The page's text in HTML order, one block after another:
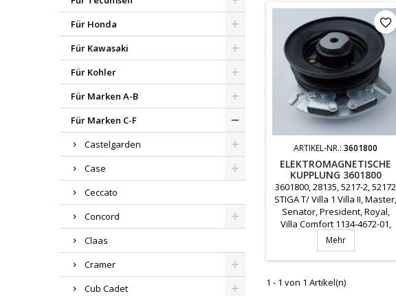
Für Honda
Für Kawasaki
Für Kohler
Für Marken A-B
Für Marken C-F
Castelgarden
Case
Ceccato
Concord
Claas
Cramer
Cub Cadet
ARTIKEL-NR.:3601800
ELEKTROMAGNETISCHE
KUPPLUNG 3601800
3601800, 28135, 5217-2, 52172
STIGA T/ Villa 1 Villa II, Master,
Senator, President, Royal,
Villa Comfort 1134-4672-01,
1134467201
Mehr
favorite_border
1 - 1 von 1 Artikel(n)